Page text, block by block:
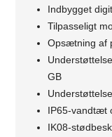
Indbygget
Tilpasseligt
Opsætning af
GB
IP65-vandtæt
IK08-